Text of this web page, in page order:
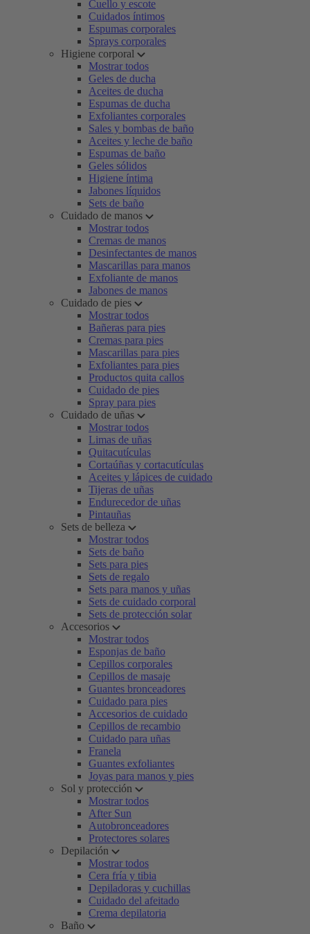
Cuello y escote
Cuidados íntimos
Espumas corporales
Sprays corporales
Higiene corporal
Mostrar todos
Geles de ducha
Aceites de ducha
Espumas de ducha
Exfoliantes corporales
Sales y bombas de baño
Aceites y leche de baño
Espumas de baño
Geles sólidos
Higiene íntima
Jabones líquidos
Sets de baño
Cuidado de manos
Mostrar todos
Cremas de manos
Desinfectantes de manos
Mascarillas para manos
Exfoliante de manos
Jabones de manos
Cuidado de pies
Mostrar todos
Bañeras para pies
Cremas para pies
Mascarillas para pies
Exfoliantes para pies
Productos quita callos
Cuidado de pies
Spray para pies
Cuidado de uñas
Mostrar todos
Limas de uñas
Quitacutículas
Cortaúñas y cortacutículas
Aceites y lápices de cuidado
Tijeras de uñas
Endurecedor de uñas
Pintauñas
Sets de belleza
Mostrar todos
Sets de baño
Sets para pies
Sets de regalo
Sets para manos y uñas
Sets de cuidado corporal
Sets de protección solar
Accesorios
Mostrar todos
Esponjas de baño
Cepillos corporales
Cepillos de masaje
Guantes bronceadores
Cuidado para pies
Accesorios de cuidado
Cepillos de recambio
Cuidado para uñas
Franela
Guantes exfoliantes
Joyas para manos y pies
Sol y protección
Mostrar todos
After Sun
Autobronceadores
Protectores solares
Depilación
Mostrar todos
Cera fría y tibia
Depiladoras y cuchillas
Cuidado del afeitado
Crema depilatoria
Baño